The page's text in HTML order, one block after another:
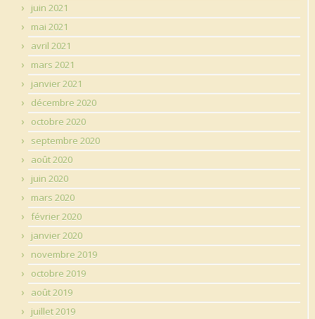
juin 2021
mai 2021
avril 2021
mars 2021
janvier 2021
décembre 2020
octobre 2020
septembre 2020
août 2020
juin 2020
mars 2020
février 2020
janvier 2020
novembre 2019
octobre 2019
août 2019
juillet 2019